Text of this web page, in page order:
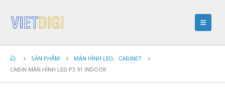
SẢN PHẨM MÀN HÌNH LED,
CABINET
CABIN MÀN HÌNH LED P3.91 INDOOR